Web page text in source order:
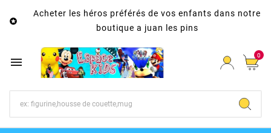

Acheter les héros préférés de vos enfants dans notre
boutique a juan les pins
 0